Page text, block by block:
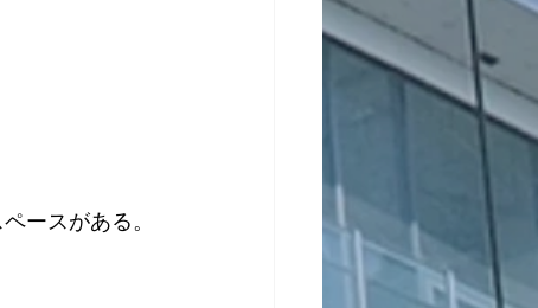
ースがある。